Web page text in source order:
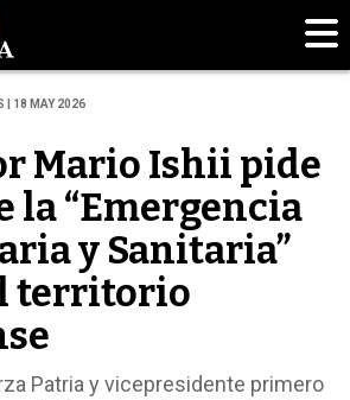
| 18 MAY 2026
Mario Ishii pide
la “Emergencia
y Sanitaria”
territorio
Patria y vicepresidente primero